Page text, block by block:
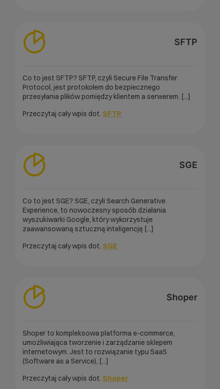
SFTP
Co to jest SFTP? SFTP, czyli Secure File Transfer
Protocol, jest protokołem do bezpiecznego
przesyłania plików pomiędzy klientem a serwerem. [...]
Przeczytaj cały wpis dot. SFTP
SGE
Co to jest SGE? SGE, czyli Search Generative
Experience, to nowoczesny sposób działania
wyszukiwarki Google, który wykorzystuje
zaawansowaną sztuczną inteligencję [...]
Przeczytaj cały wpis dot. SGE
Shoper
Shoper to kompleksowa platforma e-commerce,
umożliwiająca tworzenie i zarządzanie sklepem
internetowym. Jest to rozwiązanie typu SaaS
(Software as a Service), [...]
Przeczytaj cały wpis dot. Shoper